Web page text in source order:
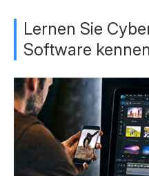
Lernen Sie
Software kennen